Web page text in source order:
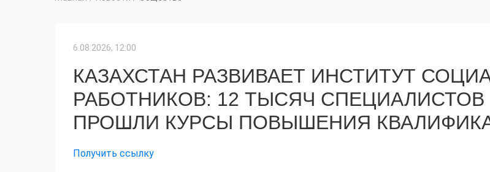
6.08.2026, 12:00
КАЗАХСТАН РАЗВИВАЕТ ИНСТИТУТ
РАБОТНИКОВ: 12 ТЫСЯЧ СПЕЦИАЛИСТОВ
ПРОШЛИ КУРСЫ ПОВЫШЕНИЯ
Получить ссылку